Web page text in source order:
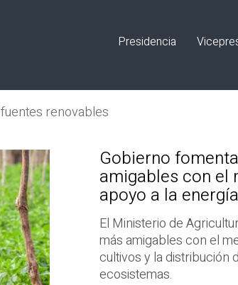
Presidencia
fuentes renovables
Gobierno
amigables con el
apoyo a la
El Ministerio de
más amigables con el
cultivos y la distribución
ecosistemas.